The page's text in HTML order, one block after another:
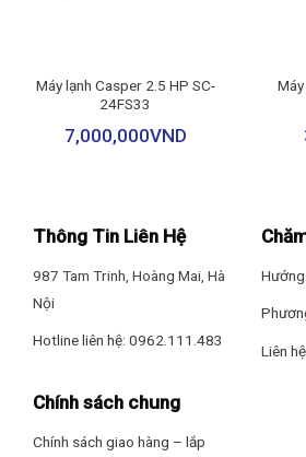
mòn
– Chức năng tự chẩn đoán lỗi
– 3 chế độ ngủ thông minh
Thông số kích thước/lắp đặt
Kích thước dàn lạnh: Dài 81 cm – Cao
mòn, duy trì hiệu suất hoạt động lâu dài
thời tiết ẩm ướt.
Máy lạnh Casper 2.5 HP SC-
24FS33
7,000,000VND
Thông Tin Liên Hệ
987 Tam Trinh, Hoàng Mai, Hà
Nội
Hotline liên hệ: 0962.111.483
Liên hệ
Chính sách chung
Chính sách giao hàng – lắp